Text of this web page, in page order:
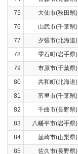
75
大仙市(秋田県)
76
山武市(千葉県)
77
夕張市(北海道)
78
雫石町(岩手県)
79
市原市(千葉県)
80
共和町(北海道)
81
富里市(千葉県)
82
千曲市(長野県)
83
八幡平市(岩手県)
84
韮崎市(山梨県)
85
佐久市(長野県)